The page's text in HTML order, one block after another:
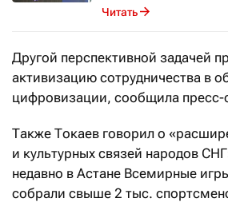
Читать
Другой перспективной задачей
активизацию сотрудничества в
цифровизации, сообщила
Также Токаев говорил о
и культурных связей народов
недавно в Астане Всемирные
собрали свыше 2 тыс.